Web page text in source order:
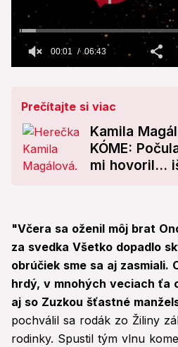
seconds
00:01 06:43
Prečítajte si viac
Kamila
KÓME:
mi hovoril...
"Včera sa oženil môj brat
za svedka Všetko dopadlo
obrúčiek sme sa aj zasmiali.
hrdý, v mnohých veciach ťa
aj so Zuzkou šťastné
pochválil sa rodák zo Žiliny
rodinky. Spustil tým vlnu